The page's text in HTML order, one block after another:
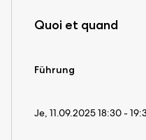
Quoi et quand
Führung
Je, 11.09.2025 18:30 -